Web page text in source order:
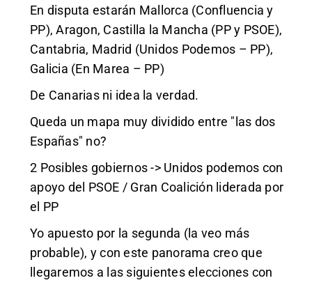
En disputa estarán Mallorca (Confluencia y
PP), Aragon, Castilla la Mancha (PP y PSOE),
Cantabria, Madrid (Unidos Podemos – PP),
Galicia (En Marea – PP)
De Canarias ni idea la verdad.
Queda un mapa muy dividido entre "las dos
Españas" no?
2 Posibles gobiernos -> Unidos podemos con
apoyo del PSOE / Gran Coalición liderada por
el PP
Yo apuesto por la segunda (la veo más
probable), y con este panorama creo que
llegaremos a las siguientes elecciones con